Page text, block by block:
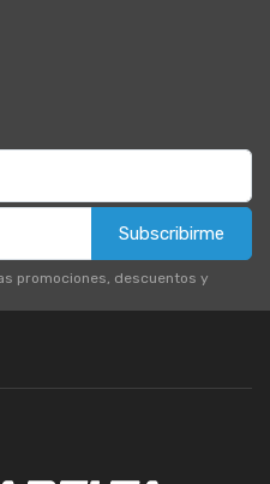
Subscribirme
promociones, descuentos y